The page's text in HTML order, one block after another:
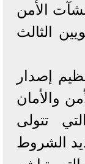
الأمن
الثالث
إصدار
والأمان
تتولى
الشروط